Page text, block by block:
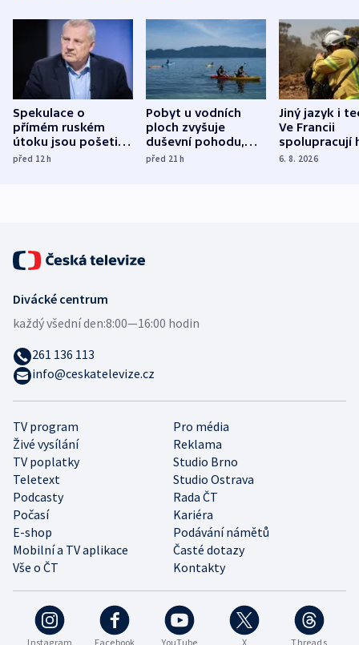
Spekulace o
přímém ruském
útoku jsou pošetilé,
míní estonský
před 12h
Pobyt u vodních
ploch zvyšuje
duševní pohodu,
ukázala
před 21h
Jiný jazyk i
Ve Francii
spolupracují
různých zemí
6. 8. 2026
Instagram Facebook YouTube X Threads
TV program
Pro média
Živé vysílání
Reklama
TV poplatky
Studio Brno
Teletext
Studio Ostrava
Podcasty
Rada ČT
Počasí
Kariéra
E-shop
Podávání námětů
Mobilní a TV aplikace
Časté dotazy
Vše o ČT
Kontakty
Divácké centrum
každý všední den:8:00—16:00 hodin
261 136 113
info@ceskatelevize.cz